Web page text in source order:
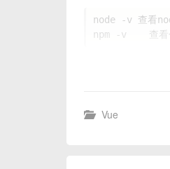
node -v 查看
Vue